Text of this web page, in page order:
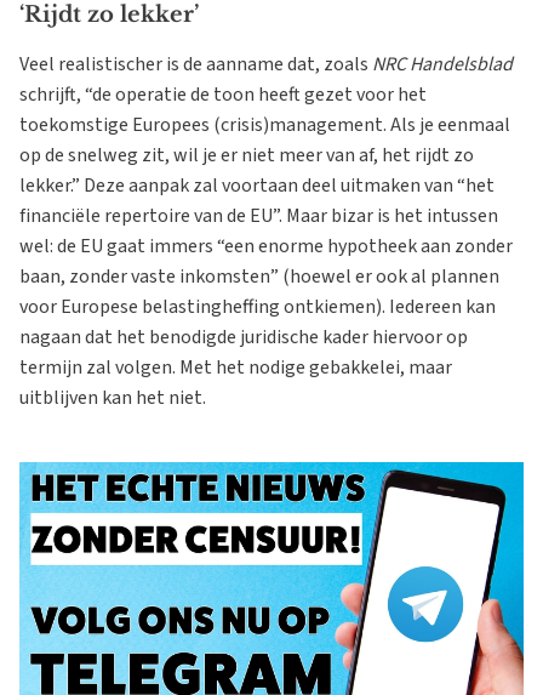
‘Rijdt zo lekker’
Veel realistischer is de aanname dat, zoals NRC Handelsblad
schrijft, “de operatie de toon heeft gezet voor het
toekomstige Europees (crisis)management. Als je eenmaal
op de snelweg zit, wil je er niet meer van af, het rijdt zo
lekker.” Deze aanpak zal voortaan deel uitmaken van “het
financiële repertoire van de EU”. Maar bizar is het intussen
wel: de EU gaat immers “een enorme hypotheek aan zonder
baan, zonder vaste inkomsten” (hoewel er ook al plannen
voor Europese belastingheffing ontkiemen). Iedereen kan
nagaan dat het benodigde juridische kader hiervoor op
termijn zal volgen. Met het nodige gebakkelei, maar
uitblijven kan het niet.